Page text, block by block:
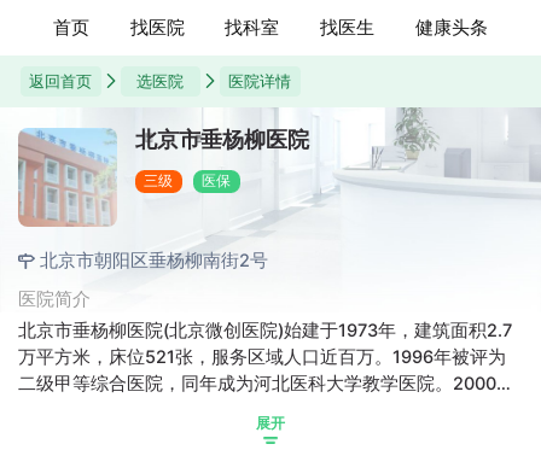
首页 找医院 找科室 找医生 健康头条
返回首页 选医院 医院详情
北京市垂杨柳医院
三级 医保
北京市朝阳区垂杨柳南街2号
医院简介
北京市垂杨柳医院(北京微创医院)始建于1973年，建筑面积2.7
万平方米，床位521张，服务区域人口近百万。1996年被评为
二级甲等综合医院，同年成为河北医科大学教学医院。2000年
卫生计生委正式确定为三级综合医院，同年6月正式启动了以垂
展开